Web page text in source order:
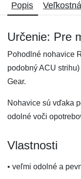
Popis
Určenie: Pre
Pohodlné nohavice
podobný ACU
Gear.
Nohavice sú vďaka
odolné voči
Vlastnosti
• veľmi odolné a